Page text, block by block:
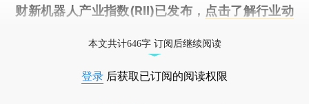
财新机器人产业指数(RII)已发布， 点击了解行业动
本文共计646字 订阅后继续阅读
登录 后获取已订阅的阅读权限